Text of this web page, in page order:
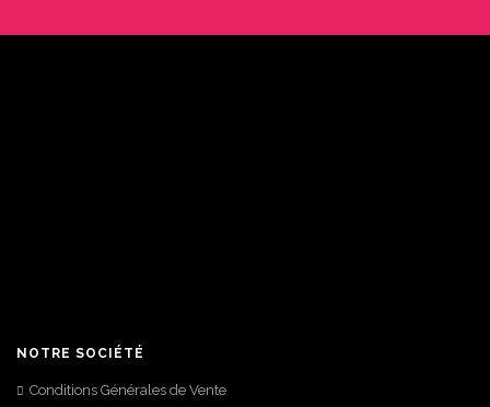
NOTRE SOCIÉTÉ
Conditions Générales de Vente